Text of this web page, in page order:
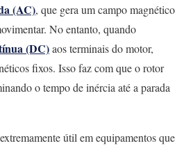
(AC), que gera um campo magnético
No entanto, quando
(DC)aos terminais do motor,
fixos. Isso faz com que o rotor
o tempo de inércia até a parada
útil em equipamentos que